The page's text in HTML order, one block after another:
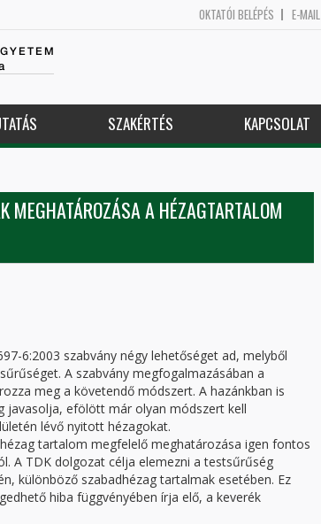
OKTATÓI BELÉPÉS E-MAIL
SZAKÉRTÉS KAPCSOLAT
MEGHATÁROZÁSA A HÉZAGTARTALOM
6:2003 szabvány négy lehetőséget ad, melyből
A szabvány megfogalmazásában a
meg a követendő módszert. A hazánkban is
javasolja, efölött már olyan módszert kell
lévő nyitott hézagokat.
tartalom megfelelő meghatározása igen fontos
A TDK dolgozat célja elemezni a testsűrűség
különböző szabadhézag tartalmak esetében. Ez
hiba függvényében írja elő, a keverék